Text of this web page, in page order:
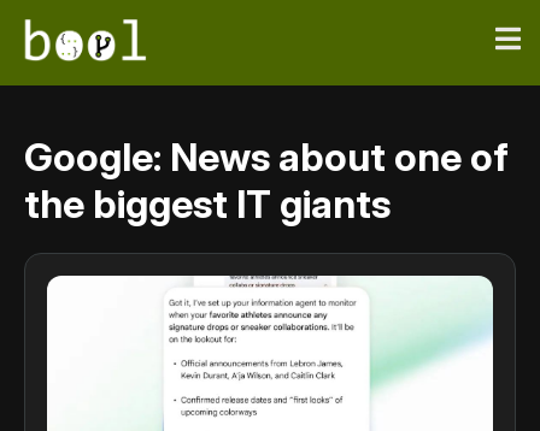
Google: News about one of
the biggest IT giants